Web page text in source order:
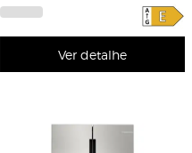
Ver detalhe